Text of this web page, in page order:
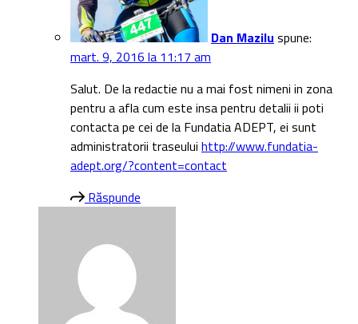
Dan Mazilu spune:
mart. 9, 2016 la 11:17 am
Salut. De la redactie nu a mai fost nimeni in zona
pentru a afla cum este insa pentru detalii ii poti
contacta pe cei de la Fundatia ADEPT, ei sunt
administratorii traseului http://www.fundatia-
adept.org/?content=contact
Răspunde